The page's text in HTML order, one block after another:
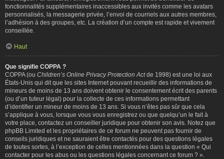
fonctionnalités supplémentaires inaccessibles aux invités comme les avatars
personnalisés, la messagerie privée, l’envoi de courriels aux autres membres,
l’adhésion à des groupes, etc. La création d’un compte est rapide et vivement
conseillée.
Haut
Que signifie COPPA ?
COPPA (ou Children’s Online Privacy Protection Actde 1998) est une loi aux
États-Unis qui dit que les sites Internet pouvant recueillir des informations de
mineurs de moins de 13 ans doivent obtenir le consentement écrit des parents
(ou d’un tuteur légal) pour la collecte de ces informations permettant
d’identifier un mineur de moins de 13 ans. Si vous n’êtes pas sûr que cela
s’applique à vous, lorsque vous vous enregistrez ou que quelqu’un le fait à
votre place, contactez un conseiller juridique pour obtenir son avis. Notez que
phpBB Limited et les propriétaires de ce forum ne peuvent pas fournir de
conseils juridiques et ne sauraient être contactés pour des questions légales
de toutes sortes, à l’exception de celles mentionnées dans la question « Qui
contacter pour les abus ou les questions légales concernant ce forum ? ».